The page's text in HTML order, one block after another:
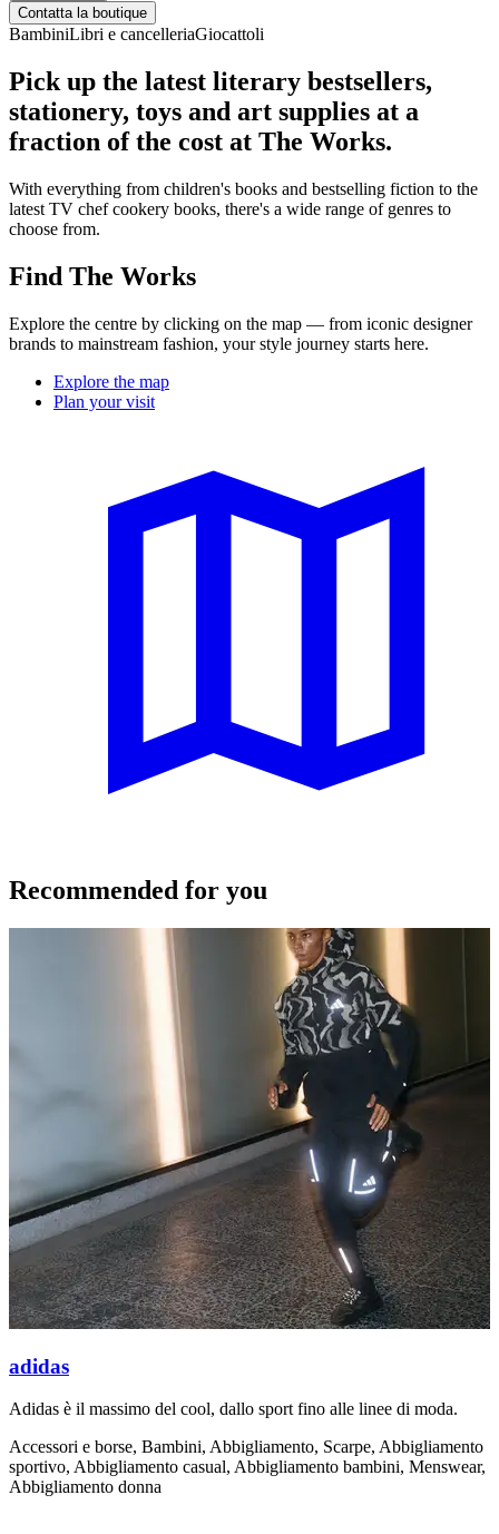
Contatta la boutique
BambiniLibri e cancelleriaGiocattoli
Pick up the latest literary bestsellers,
stationery, toys and art supplies at a
fraction of the cost at The Works.
With everything from children's books and bestselling fiction to the
latest TV chef cookery books, there's a wide range of genres to
choose from.
Find The Works
Explore the centre by clicking on the map — from iconic designer
brands to mainstream fashion, your style journey starts here.
Explore the map
Plan your visit
Recommended for you
adidas
Adidas è il massimo del cool, dallo sport fino alle linee di moda.
Accessori e borse, Bambini, Abbigliamento, Scarpe, Abbigliamento
sportivo, Abbigliamento casual, Abbigliamento bambini, Menswear,
Abbigliamento donna